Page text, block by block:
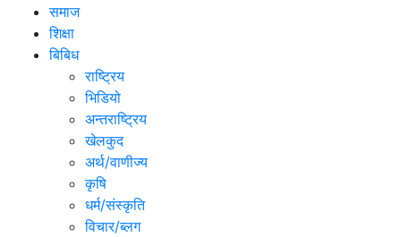
समाज
शिक्षा
बिबिध
राष्ट्रिय
भिडियो
अन्तराष्ट्रिय
खेलकुद
अर्थ/वाणीज्य
कृषि
धर्म/संस्कृति
विचार/ब्लग